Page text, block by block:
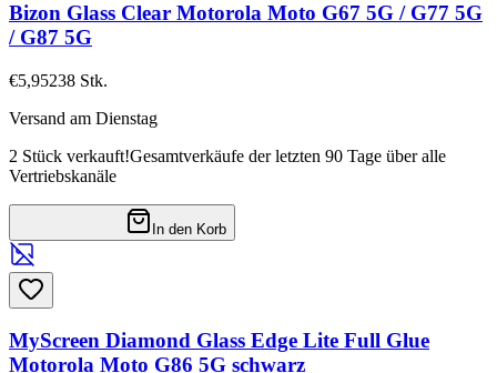
Bizon Glass Clear Motorola Moto G67 5G / G77 5G
/ G87 5G
€5,95238 Stk.
Versand am Dienstag
2 Stück verkauft!Gesamtverkäufe der letzten 90 Tage über alle
Vertriebskanäle
In den Korb
MyScreen Diamond Glass Edge Lite Full Glue
Motorola Moto G86 5G schwarz